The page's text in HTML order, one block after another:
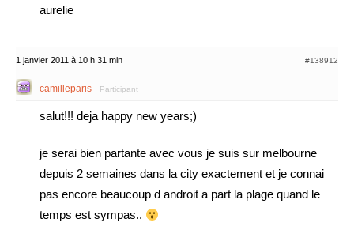
aurelie
1 janvier 2011 à 10 h 31 min #138912
camilleparis Participant
salut!!! deja happy new years;)
je serai bien partante avec vous je suis sur melbourne
depuis 2 semaines dans la city exactement et je connai
pas encore beaucoup d androit a part la plage quand le
temps est sympas..